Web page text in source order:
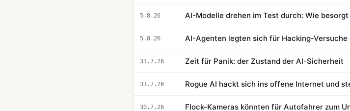
5.8.26 AI-Modelle drehen im Test durch: Wie
5.8.26 AI-Agenten legten sich für Hacking-
31.7.26 Zeit für Panik: der Zustand der AI-Sicherheit
31.7.26 Rogue AI hackt sich ins offene Internet und
30.7.26 Flock-Kameras könnten für Autofahrer zum